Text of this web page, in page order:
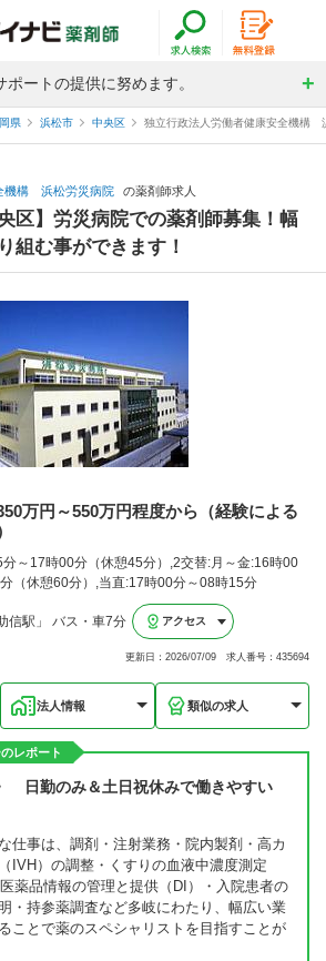
ートの提供に努めます。
県 浜松市 中央区 独立行政法人労働者健康安全機構
機構 浜松労災病院 の薬剤師求人
区】労災病院での薬剤師募集！幅
組む事ができます！
万円～550万円程度から（経験による
分～17時00分（休憩45分）,2交替:月～金:16時00
（休憩60分）,当直:17時00分～08時15分
信駅」 バス・車7分 アクセス
更新日：2026/07/09 求人番号：435694
法人情報 類似の求人
レポート
日勤のみ＆土日祝休みで働きやすい
仕事は、調剤・注射業務・院内製剤・高カ
IVH）の調整・くすりの血液中濃度測定
医薬品情報の管理と提供（DI）・入院患者の
・持参薬調査など多岐にわたり、幅広い業
ことで薬のスペシャリストを目指すことが